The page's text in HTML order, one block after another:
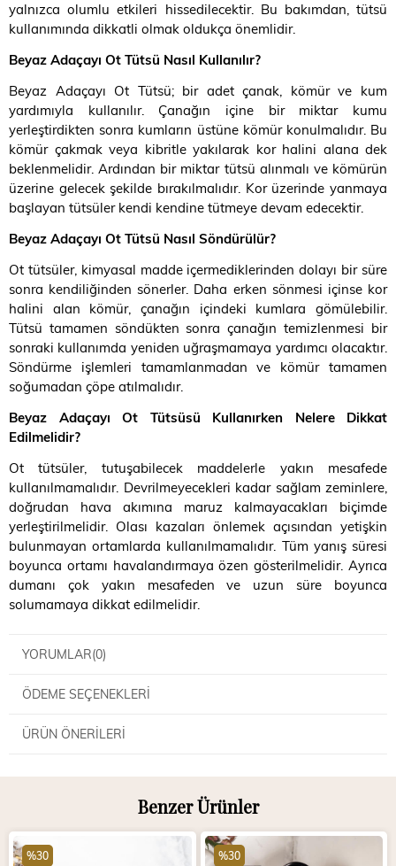
yalnızca olumlu etkileri hissedilecektir. Bu bakımdan, tütsü
kullanımında dikkatli olmak oldukça önemlidir.
Beyaz Adaçayı Ot Tütsü Nasıl Kullanılır?
Beyaz Adaçayı Ot Tütsü; bir adet çanak, kömür ve kum
yardımıyla kullanılır. Çanağın içine bir miktar kumu
yerleştirdikten sonra kumların üstüne kömür konulmalıdır. Bu
kömür çakmak veya kibritle yakılarak kor halini alana dek
beklenmelidir. Ardından bir miktar tütsü alınmalı ve kömürün
üzerine gelecek şekilde bırakılmalıdır. Kor üzerinde yanmaya
başlayan tütsüler kendi kendine tütmeye devam edecektir.
Beyaz Adaçayı Ot Tütsü Nasıl Söndürülür?
Ot tütsüler, kimyasal madde içermediklerinden dolayı bir süre
sonra kendiliğinden sönerler. Daha erken sönmesi içinse kor
halini alan kömür, çanağın içindeki kumlara gömülebilir.
Tütsü tamamen söndükten sonra çanağın temizlenmesi bir
sonraki kullanımda yeniden uğraşmamaya yardımcı olacaktır.
Söndürme işlemleri tamamlanmadan ve kömür tamamen
soğumadan çöpe atılmalıdır.
Beyaz Adaçayı Ot Tütsüsü Kullanırken Nelere Dikkat
Edilmelidir?
Ot tütsüler, tutuşabilecek maddelerle yakın mesafede
kullanılmamalıdır. Devrilmeyecekleri kadar sağlam zeminlere,
doğrudan hava akımına maruz kalmayacakları biçimde
yerleştirilmelidir. Olası kazaları önlemek açısından yetişkin
bulunmayan ortamlarda kullanılmamalıdır. Tüm yanış süresi
boyunca ortamı havalandırmaya özen gösterilmelidir. Ayrıca
dumanı çok yakın mesafeden ve uzun süre boyunca
solumamaya dikkat edilmelidir.
YORUMLAR(0)
ÖDEME SEÇENEKLERI
ÜRÜN ÖNERILERI
Benzer Ürünler
%30 %30